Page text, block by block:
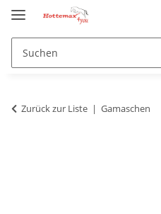
Zurück zur Liste Gamaschen